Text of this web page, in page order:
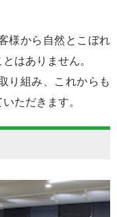
様から自然とこぼれ
はありません。
り組み、これからも
ただきます。